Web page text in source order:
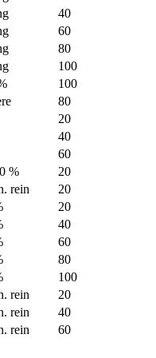
40
60
80
100
100
80
20
40
60
%
20
rein
20
20
40
60
80
100
rein
20
rein
40
rein
60